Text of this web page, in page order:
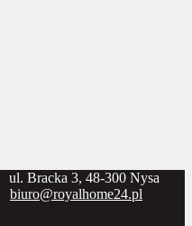
ul. Bracka 3, 48-300 Nysa
biuro@royalhome24.pl